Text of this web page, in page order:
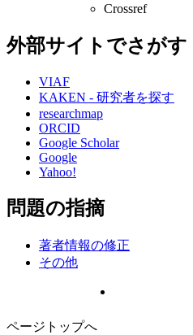
Crossref
外部サイトでさがす
VIAF
KAKEN - 研究者を探す
researchmap
ORCID
Google Scholar
Google
Yahoo!
問題の指摘
著者情報の修正
その他
ページトップへ